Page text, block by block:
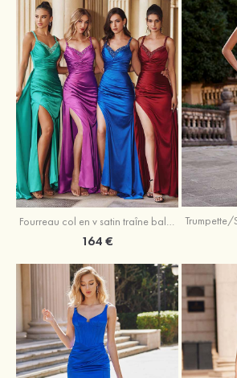
Fourreau col en v satin traîne balayage robe de bal
164 €